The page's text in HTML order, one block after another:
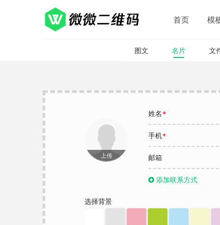
首页 模
图文 名片 文
上传
姓名
手机
邮箱
添加联系方式
选择背景